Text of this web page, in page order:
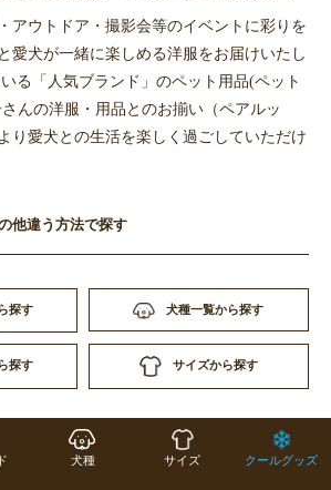
アウトドア・撮影会等のイベントに彩りを
愛犬が一緒に楽しめる洋服をお届けいたし
る「人気ブランド」のペット用品(ペット
んの洋服・用品とのお揃い（ペアルッ
り愛犬との生活を楽しく過ごしていただけ
他違う方法で探す
探す 犬種一覧から探す
探す サイズから探す
犬種 サイズ クールグッズ